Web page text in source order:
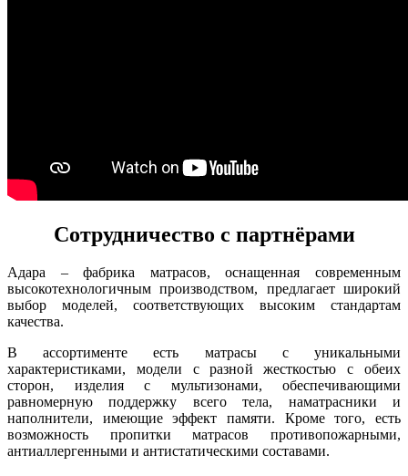
Сотрудничество с партнёрами
Адара – фабрика матрасов, оснащенная современным
высокотехнологичным производством, предлагает широкий
выбор моделей, соответствующих высоким стандартам
качества.
В ассортименте есть матрасы с уникальными
характеристиками, модели с разной жесткостью с обеих
сторон, изделия с мультизонами, обеспечивающими
равномерную поддержку всего тела, наматрасники и
наполнители, имеющие эффект памяти. Кроме того, есть
возможность пропитки матрасов противопожарными,
антиаллергенными и антистатическими составами.